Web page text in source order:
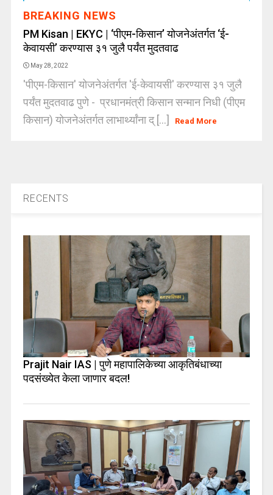
BREAKING NEWS
PM Kisan | EKYC | ‘पीएम-किसान’ योजनेअंतर्गत ‘ई-
केवायसी’ करण्यास ३१ जुलै पर्यंत मुदतवाढ
May 28, 2022
'पीएम-किसान' योजनेअंतर्गत 'ई-केवायसी' करण्यास ३१ जुलै
पर्यंत मुदतवाढ पुणे - प्रधानमंत्री किसान सन्मान निधी (पीएम
किसान) योजनेअंतर्गत लाभार्थ्यांना द् [...]
Read More
RECENTS
Prajit Nair IAS | पुणे महापालिकेच्या आकृतिबंधाच्या
पदसंख्येत केला जाणार बदल!